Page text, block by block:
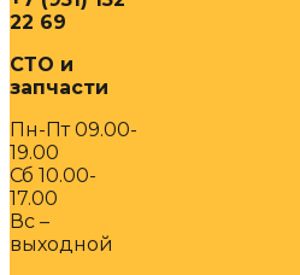
22 69
СТО и
запчасти
Пн-Пт 09.00-
19.00
Сб 10.00-
17.00
Вс –
выходной